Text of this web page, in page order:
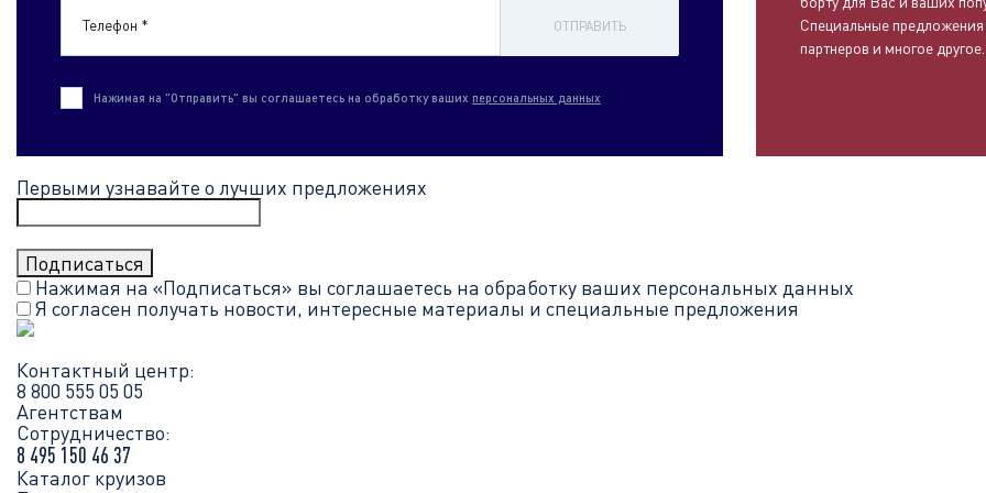
Телефон * ОТПРАВИТЬ
Нажимая на "Отправить" вы соглашаетесь на обработку ваших персональных данных
Специальные
партнеров и многое другое.
Первыми узнавайте о лучших предложениях
Нажимая на «Подписаться» вы соглашаетесь на обработку ваших персональных данных
Я согласен получать новости, интересные материалы и специальные предложения
Контактный центр:
8 800 555 05 05
Агентствам
Сотрудничество:
8 495 150 46 37
Каталог круизов